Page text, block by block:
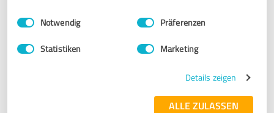
Impressum Datenschutzbestimmungen
Einwilligungsauswahl
Notwendig Präferenzen
Statistiken Marketing
Details zeigen
ALLE ZULASSEN
Erfahrungsbericht & Bewertung zu: